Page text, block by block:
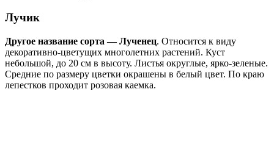
Лучик
Другое название сорта — Лученец. Относится к виду
декоративно-цветущих многолетних растений. Куст
небольшой, до 20 см в высоту. Листья округлые, ярко-зеленые.
Средние по размеру цветки окрашены в белый цвет. По краю
лепестков проходит розовая каемка.